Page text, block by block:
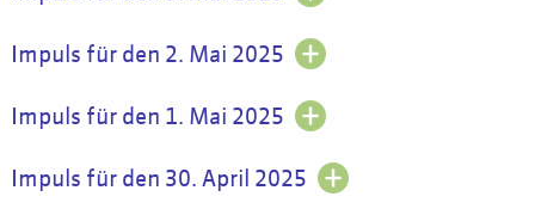
Impuls für den 2. Mai 2025
Impuls für den 1. Mai 2025
Impuls für den 30. April 2025